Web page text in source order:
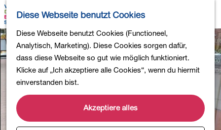
Diese Webseite benutzt Cookies
Diese Webseite benutzt Cookies (Functioneel,
Analytisch, Marketing). Diese Cookies sorgen dafür,
dass diese Webseite so gut wie möglich funktioniert.
Klicke auf „Ich akzeptiere alle Cookies“, wenn du hiermit
einverstanden bist.
Akzeptiere alles
G
h
e
K
r
t
e
S
c
h
e
n
e
n
ü
Einkaufen
Essen und Trinken
Kinderaktivitäten
In die Natur
Polder und Seen
Museen und mehr
Aktiv und gesund
4-Tage-Wanderung